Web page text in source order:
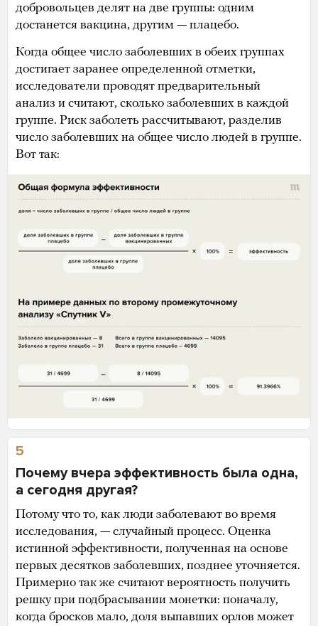
добровольцев делят на две группы: одним
достанется вакцина, другим — плацебо.
Когда общее число заболевших в обеих группах
достигает заранее определенной отметки,
исследователи проводят предварительный
анализ и считают, сколько заболевших в каждой
группе. Риск заболеть рассчитывают, разделив
число заболевших на общее число людей в группе.
Вот так:
5
Почему вчера эффективность была одна,
а сегодня другая?
Потому что то, как люди заболевают во время
исследования, — случайный процесс. Оценка
истинной эффективности, полученная на основе
первых десятков заболевших, позднее уточняется.
Примерно так же считают вероятность получить
решку при подбрасывании монетки: поначалу,
когда бросков мало, доля выпавших орлов может